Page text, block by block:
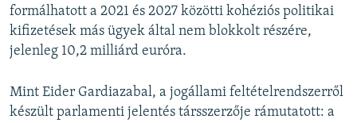
formálhatott a 2021 és 2027 közötti kohéziós politikai
kifizetések más ügyek által nem blokkolt részére,
jelenleg 10,2 milliárd euróra.
Mint Eider Gardiazabal, a jogállami feltételrendszerről
készült parlamenti jelentés társszerzője rámutatott: a